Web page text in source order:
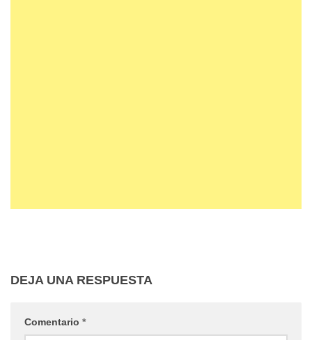
DEJA UNA RESPUESTA
Comentario *